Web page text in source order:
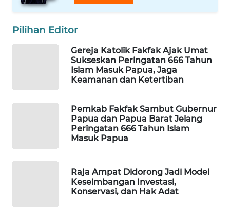
Pilihan Editor
Gereja Katolik Fakfak Ajak Umat
Sukseskan Peringatan 666 Tahun
Islam Masuk Papua, Jaga
Keamanan dan Ketertiban
Pemkab Fakfak Sambut Gubernur
Papua dan Papua Barat Jelang
Peringatan 666 Tahun Islam
Masuk Papua
Raja Ampat Didorong Jadi Model
Keseimbangan Investasi,
Konservasi, dan Hak Adat
MAWAKA
ID
PLN